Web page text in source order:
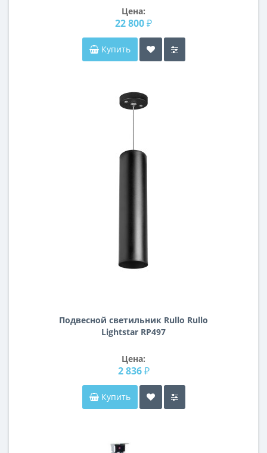
Цена:
22 800 ₽
Купить
Подвесной светильник Rullo Rullo
Lightstar RP497
Цена:
2 836 ₽
Купить